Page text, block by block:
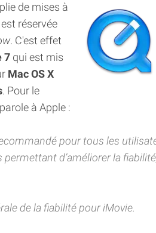
de mises à
réservée
. C'est effet
7 qui est mis
Mac OS X
. Pour le
à Apple :
pour tous les
d’améliorer la
de la fiabilité pour iMovie.